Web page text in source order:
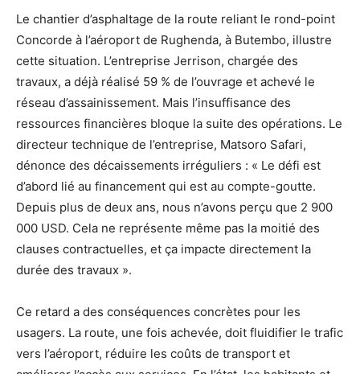
Le chantier d’asphaltage de la route reliant le rond-point
Concorde à l’aéroport de Rughenda, à Butembo, illustre
cette situation. L’entreprise Jerrison, chargée des
travaux, a déjà réalisé 59 % de l’ouvrage et achevé le
réseau d’assainissement. Mais l’insuffisance des
ressources financières bloque la suite des opérations. Le
directeur technique de l’entreprise, Matsoro Safari,
dénonce des décaissements irréguliers : « Le défi est
d’abord lié au financement qui est au compte-goutte.
Depuis plus de deux ans, nous n’avons perçu que 2 900
000 USD. Cela ne représente même pas la moitié des
clauses contractuelles, et ça impacte directement la
durée des travaux ».
Ce retard a des conséquences concrètes pour les
usagers. La route, une fois achevée, doit fluidifier le trafic
vers l’aéroport, réduire les coûts de transport et